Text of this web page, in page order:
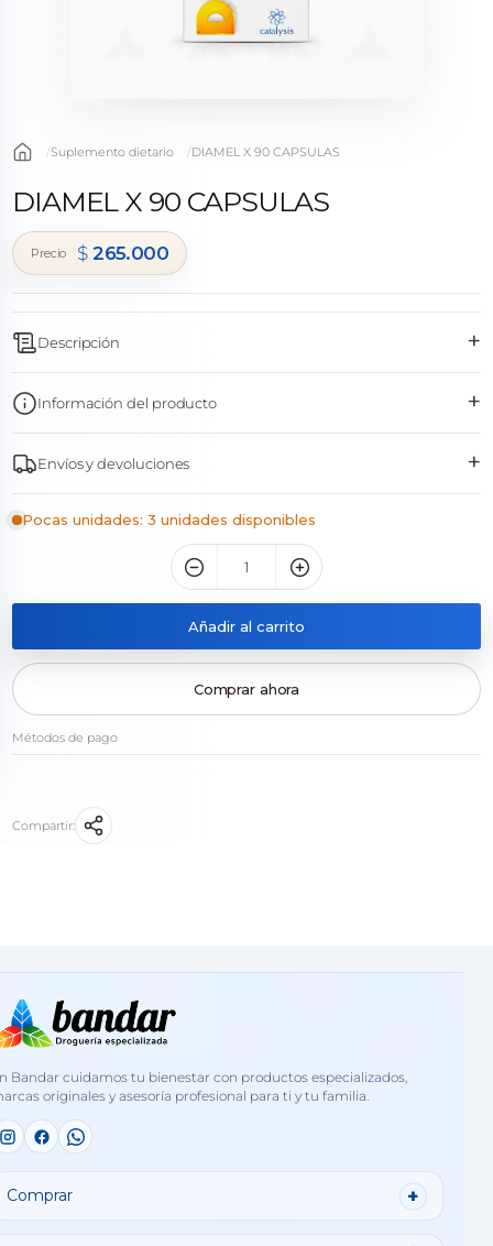
Suplemento dietario DIAMEL X 90 CAPSULAS
DIAMEL X 90 CAPSULAS
$265.000
Descripción +
Información del producto +
Envíos y devoluciones +
Pocas unidades: 3 unidades disponibles
Añadir al carrito
Comprar ahora
Métodos de pago
Compartir:
Bandar cuidamos tu bienestar con productos especializados,
originales y asesoría profesional para ti y tu familia.
Comprar